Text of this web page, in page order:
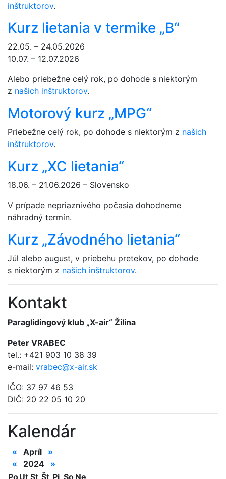
inštruktorov.
Kurz lietania v termike „B“
22.05. – 24.05.2026
10.07. – 12.07.2026
Alebo priebežne celý rok, po dohode s niektorým
z našich inštruktorov.
Motorový kurz „MPG“
Priebežne celý rok, po dohode s niektorým z našich
inštruktorov.
Kurz „XC lietania“
18.06. – 21.06.2026 – Slovensko
V prípade nepriaznivého počasia dohodneme
náhradný termín.
Kurz „Závodného lietania“
Júl alebo august, v priebehu pretekov, po dohode
s niektorým z našich inštruktorov.
Kontakt
Paraglidingový klub „X-air“ Žilina
Peter VRABEC
tel.: +421 903 10 38 39
e-mail: vrabec@x-air.sk
IČO: 37 97 46 53
DIČ: 20 22 05 10 20
Kalendár
« Apríl
»
«
2024
»